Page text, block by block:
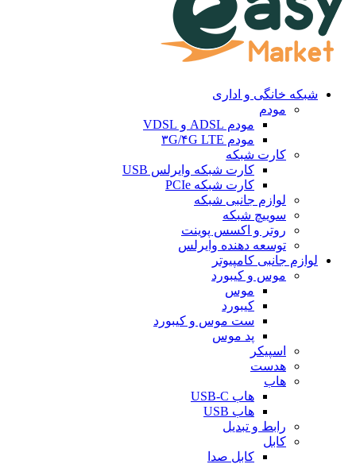
شبکه خانگی و اداری
مودم
مودم ADSL و VDSL
مودم ۳G/۴G LTE
کارت شبکه
کارت شبکه وایرلس USB
کارت شبکه PCIe
لوازم جانبی شبکه
سوییچ شبکه
روتر و اکسس پوینت
توسعه دهنده وایرلس
لوازم جانبی کامپیوتر
موس و کیبورد
موس
کیبورد
ست موس و کیبورد
پد موس
اسپیکر
هدست
هاب
هاب USB-C
هاب USB
رابط و تبدیل
کابل
کابل صدا